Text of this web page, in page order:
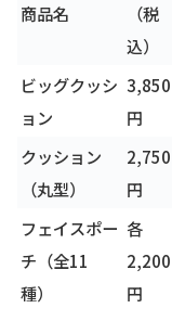
商品名
（税
込）
ビッグクッシ
ョン
3,850
円
クッション
（丸型）
2,750
円
フェイスポー
チ（全11
種）
各
2,200
円